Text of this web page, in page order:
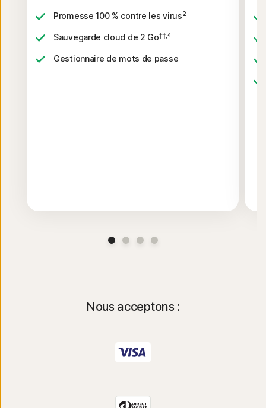
Promesse 100 % contre les virus2
Sauvegarde cloud de 2 Go‡‡,4
Gestionnaire de mots de passe
Nous acceptons :